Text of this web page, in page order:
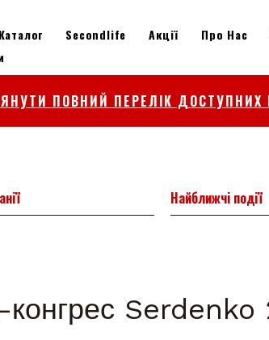
Каталог Secondlife Акції Про Нас
ПОВНИЙ ПЕРЕЛІК
Найближчі події
Serdenko